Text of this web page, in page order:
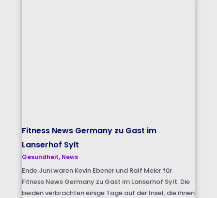
Fitness News Germany zu Gast im
Lanserhof Sylt
Gesundheit, News
Ende Juni waren Kevin Ebener und Ralf Meier für
Fitness News Germany zu Gast im Lanserhof Sylt. Die
beiden verbrachten einige Tage auf der Insel, die ihnen